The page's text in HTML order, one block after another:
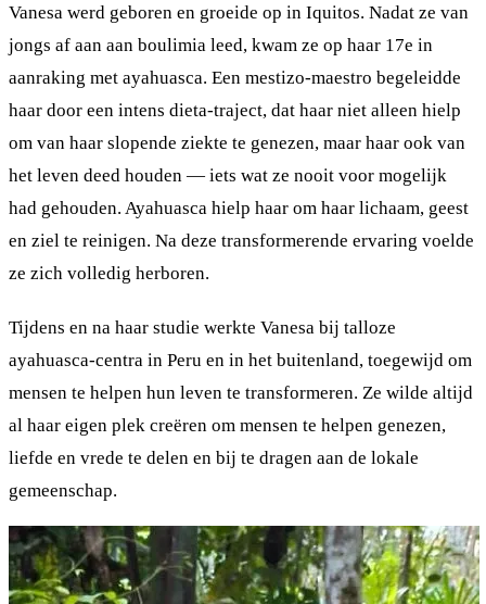
Vanesa werd geboren en groeide op in Iquitos. Nadat ze van
jongs af aan aan boulimia leed, kwam ze op haar 17e in
aanraking met ayahuasca. Een mestizo-maestro begeleidde
haar door een intens dieta-traject, dat haar niet alleen hielp
om van haar slopende ziekte te genezen, maar haar ook van
het leven deed houden — iets wat ze nooit voor mogelijk
had gehouden. Ayahuasca hielp haar om haar lichaam, geest
en ziel te reinigen. Na deze transformerende ervaring voelde
ze zich volledig herboren.
Tijdens en na haar studie werkte Vanesa bij talloze
ayahuasca-centra in Peru en in het buitenland, toegewijd om
mensen te helpen hun leven te transformeren. Ze wilde altijd
al haar eigen plek creëren om mensen te helpen genezen,
liefde en vrede te delen en bij te dragen aan de lokale
gemeenschap.